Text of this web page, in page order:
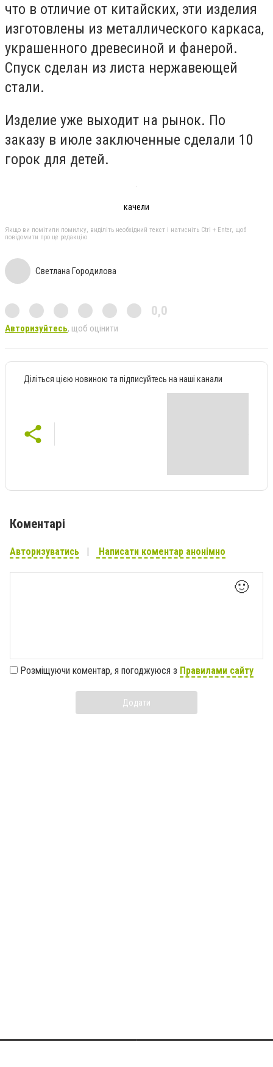
что в отличие от китайских, эти изделия
изготовлены из металлического каркаса,
украшенного древесиной и фанерой.
Спуск сделан из листа нержавеющей
стали.
Изделие уже выходит на рынок. По
заказу в июле заключенные сделали 10
горок для детей.
качели
Якщо ви помітили помилку, виділіть необхідний текст і натисніть Ctrl + Enter, щоб
повідомити про це редакцію
Светлана Городилова
0,0
Авторизуйтесь, щоб оцінити
Діліться цією новиною та підписуйтесь на наші канали
Коментарі
Авторизуватись Написати коментар анонімно
🙂
Розміщуючи коментар, я погоджуюся з Правилами сайту
Додати